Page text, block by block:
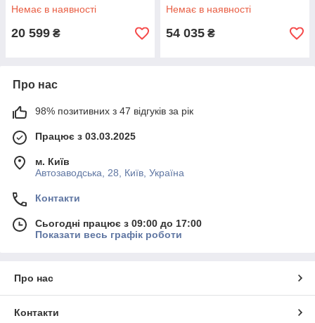
Немає в наявності
20 599 ₴
Немає в наявності
54 035 ₴
Про нас
98% позитивних з 47 відгуків за рік
Працює з 03.03.2025
м. Київ
Автозаводська, 28, Київ, Україна
Контакти
Сьогодні працює з 09:00 до 17:00
Показати весь графік роботи
Про нас
Контакти